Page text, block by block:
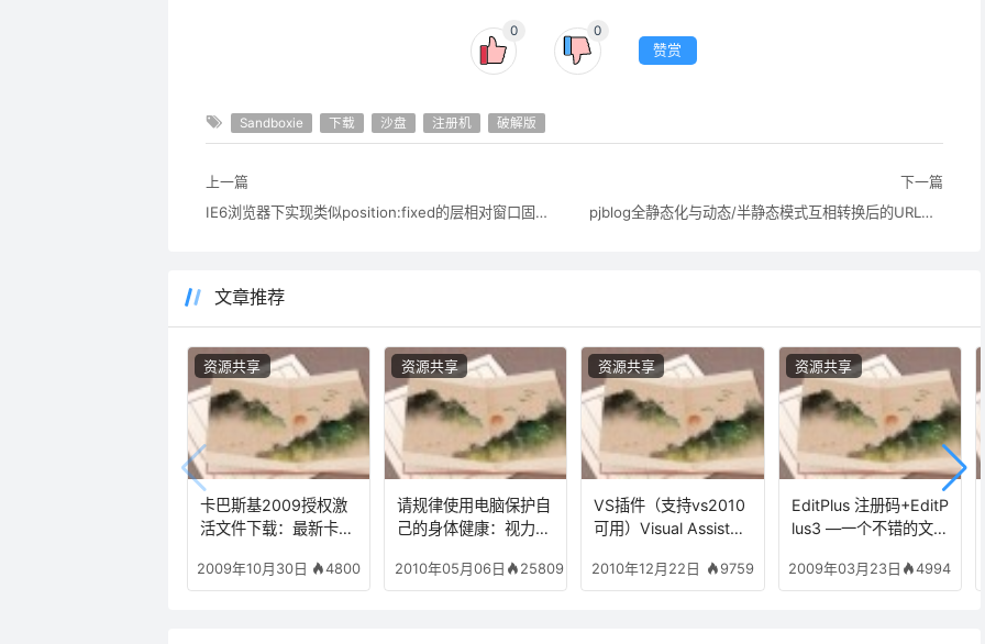
0 0
赞赏
Sandboxie 下载 沙盘 注册机 破解版
上一篇
IE6浏览器下实现类似position:fixed的层相对窗口固定不动或浮动效果
下一篇
pjblog全静态化与动态/半静态模式互相转换后的URL网址跳转处理问题
文章推荐
卡巴斯基2009授权激
活文件下载：最新卡巴
【2009.11.13更新】
2009年10月30日 4800
资源共享
请规律使用电脑保护自
己的身体健康：视力保
2010年05月06日 25809
资源共享
VS插件（支持vs2010
可用）Visual AssistX
解补丁下载
2010年12月22日 9759
资源共享
EditPlus 注册码+EditP
lus3 —一个不错的文本
2009年03月23日 4994
资源共享